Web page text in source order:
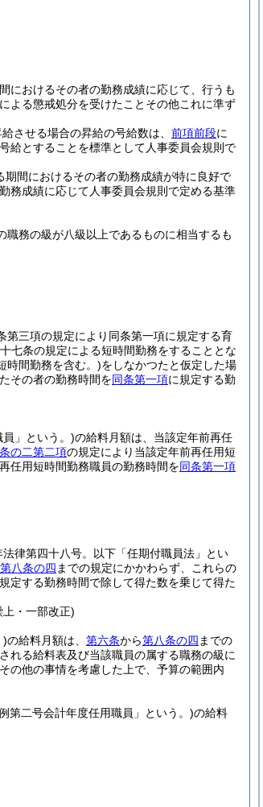
におけるその者の勤務成績に応じて、行うも
よる懲戒処分を受けたことその他これに準ず
させる場合の昇給の号給数は、 前項前段に
給とすることを標準として人事委員会規則で
期間におけるその者の勤務成績が特に良好で
務成績に応じて人事委員会規則で定める基準
務の級が八級以上であるものに相当するも
第三項の規定により同条第一項に規定する育
七条の規定による短時間勤務をすることとな
時間勤務を含む。)をしなかつたと仮定した場
その者の勤務時間を同条第一項に規定する勤
」という。)の給料月額は、当該定年前再任
の二第二項の規定により当該定年前再任用短
任用短時間勤務職員の勤務時間を同条第一項
律第四十八号。以下「任期付職員法」とい
第八条の四 までの規定にかかわらず、これらの
定する勤務時間で除して得た数を乗じて得た
・一部改正)
)の給料月額は、 第六条から第八条の四 までの
れる給料表及び当該職員の属する職務の級に
の他の事情を考慮した上で、予算の範囲内
第二号会計年度任用職員」という。)の給料